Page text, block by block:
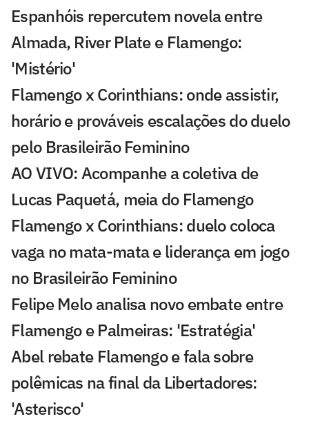
Espanhóis repercutem novela entre
Almada, River Plate e Flamengo:
'Mistério'
Flamengo x Corinthians: onde assistir,
horário e prováveis escalações do duelo
pelo Brasileirão Feminino
AO VIVO: Acompanhe a coletiva de
Lucas Paquetá, meia do Flamengo
Flamengo x Corinthians: duelo coloca
vaga no mata-mata e liderança em jogo
no Brasileirão Feminino
Felipe Melo analisa novo embate entre
Flamengo e Palmeiras: 'Estratégia'
Abel rebate Flamengo e fala sobre
polêmicas na final da Libertadores:
'Asterisco'